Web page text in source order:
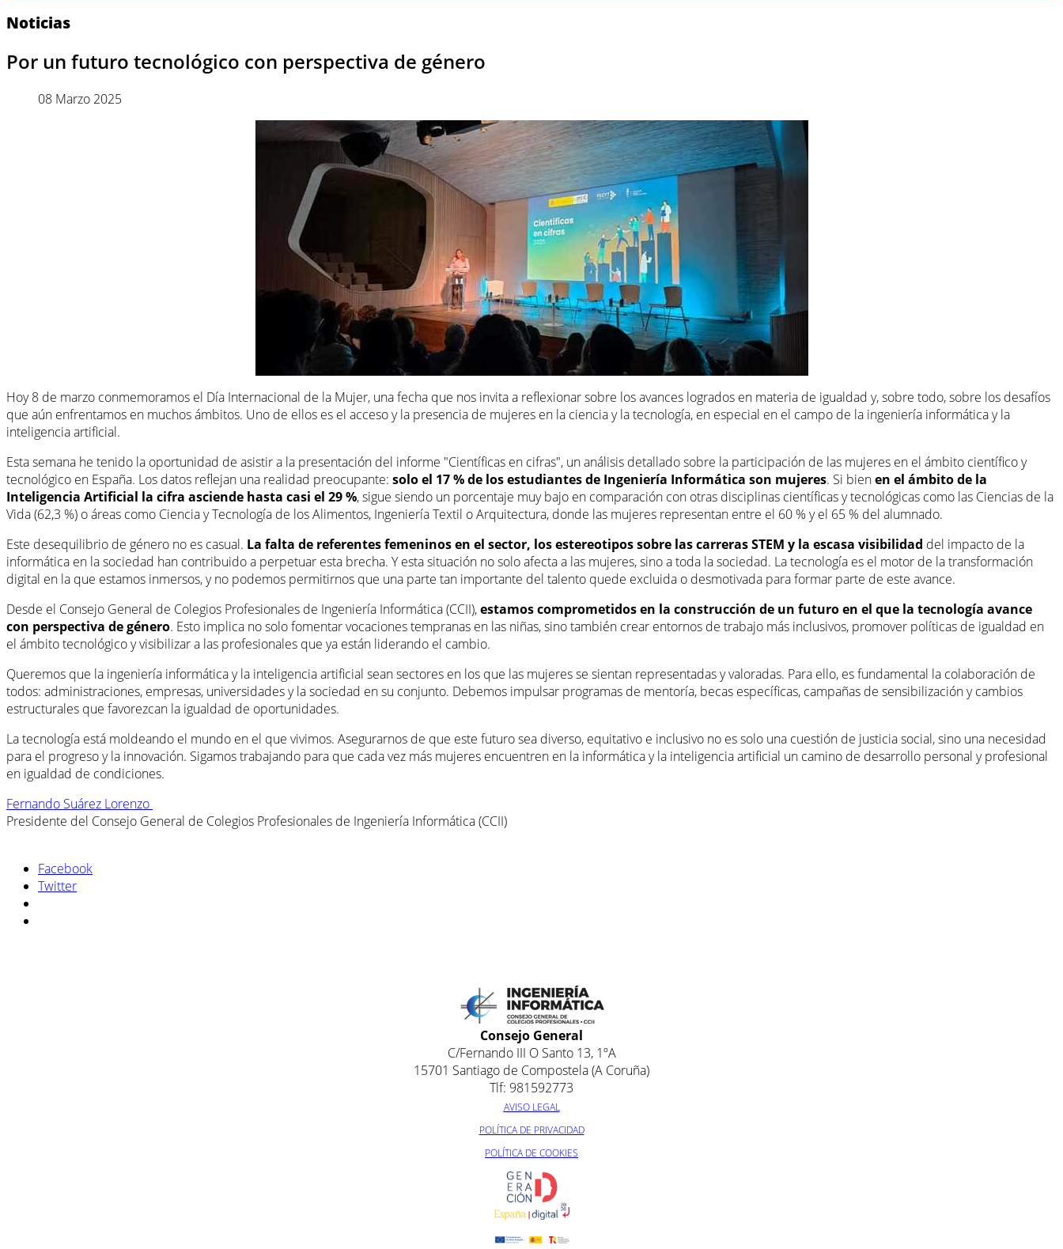
Noticias
Por un futuro tecnológico con perspectiva de género
08 Marzo 2025
Hoy 8 de marzo conmemoramos el Día Internacional de la Mujer, una fecha que nos invita a reflexionar sobre los avances logrados en materia de igualdad y, sobre todo, sobre los desafíos
que aún enfrentamos en muchos ámbitos. Uno de ellos es el acceso y la presencia de mujeres en la ciencia y la tecnología, en especial en el campo de la ingeniería informática y la
inteligencia artificial.
Esta semana he tenido la oportunidad de asistir a la presentación del informe "Científicas en cifras", un análisis detallado sobre la participación de las mujeres en el ámbito científico y
tecnológico en España. Los datos reflejan una realidad preocupante: solo el 17 % de los estudiantes de Ingeniería Informática son mujeres. Si bienen el ámbito de la
Inteligencia Artificial la cifra asciende hasta casi el 29 %, sigue siendo un porcentaje muy bajo en comparación con otras disciplinas científicas y tecnológicas como las Ciencias de la
Vida (62,3 %) o áreas como Ciencia y Tecnología de los Alimentos, Ingeniería Textil o Arquitectura, donde las mujeres representan entre el 60 % y el 65 % del alumnado.
Este desequilibrio de género no es casual. La falta de referentes femeninos en el sector, los estereotipos sobre las carreras STEM y la escasa visibilidad del impacto de la
informática en la sociedad han contribuido a perpetuar esta brecha. Y esta situación no solo afecta a las mujeres, sino a toda la sociedad. La tecnología es el motor de la transformación
digital en la que estamos inmersos, y no podemos permitirnos que una parte tan importante del talento quede excluida o desmotivada para formar parte de este avance.
Desde el Consejo General de Colegios Profesionales de Ingeniería Informática (CCII),estamos comprometidos en la construcción de un futuro en el que la tecnología avance
con perspectiva de género. Esto implica no solo fomentar vocaciones tempranas en las niñas, sino también crear entornos de trabajo más inclusivos, promover políticas de igualdad en
el ámbito tecnológico y visibilizar a las profesionales que ya están liderando el cambio.
Queremos que la ingeniería informática y la inteligencia artificial sean sectores en los que las mujeres se sientan representadas y valoradas. Para ello, es fundamental la colaboración de
todos: administraciones, empresas, universidades y la sociedad en su conjunto. Debemos impulsar programas de mentoría, becas específicas, campañas de sensibilización y cambios
estructurales que favorezcan la igualdad de oportunidades.
La tecnología está moldeando el mundo en el que vivimos. Asegurarnos de que este futuro sea diverso, equitativo e inclusivo no es solo una cuestión de justicia social, sino una necesidad
para el progreso y la innovación. Sigamos trabajando para que cada vez más mujeres encuentren en la informática y la inteligencia artificial un camino de desarrollo personal y profesional
en igualdad de condiciones.
Fernando Suárez Lorenzo
Presidente del Consejo General de Colegios Profesionales de Ingeniería Informática (CCII)
Facebook
Twitter
Consejo General
C/Fernando III O Santo 13, 1ºA
15701 Santiago de Compostela (A Coruña)
Tlf: 981592773
AVISO LEGAL
POLÍTICA DE PRIVACIDAD
POLÍTICA DE COOKIES